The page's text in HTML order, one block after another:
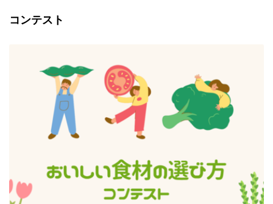
コンテスト